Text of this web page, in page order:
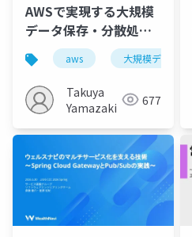
AWSで実現する大規模
データ保存・分散処理
―IcebergとSparkの仕
組みと実践―
aws 大規模データ
Takuya
Yamazaki
677